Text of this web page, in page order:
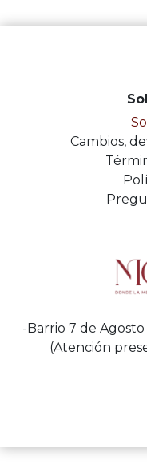
Cambios,
-Barrio 7 de
(Atención